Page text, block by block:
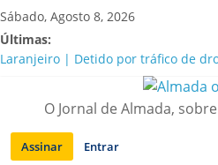
Saltar
para
conteúdo
Sábado, Agosto 8, 2026
Últimas:
Laranjeiro | Detido por tráfico de
A “crise” da água em Almada:
Costa da Caparica | Polícia
irregularidades em habitações e
APA diz que falta de água em
O Jornal de Almada,
Assinar Entrar